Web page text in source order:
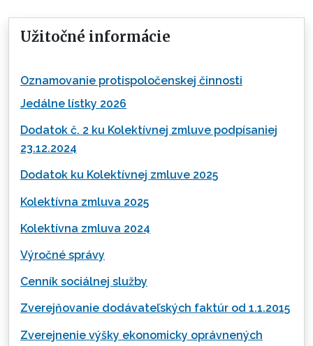
Užitočné informácie
Oznamovanie protispoločenskej činnosti
Jedálne lístky 2026
Dodatok č. 2 ku Kolektívnej zmluve podpísaniej
23.12.2024
Dodatok ku Kolektívnej zmluve 2025
Kolektívna zmluva 2025
Kolektívna zmluva 2024
Výročné správy
Cenník sociálnej služby
Zverejňovanie dodávateľských faktúr od 1.1.2015
Zverejnenie výšky ekonomicky oprávnených